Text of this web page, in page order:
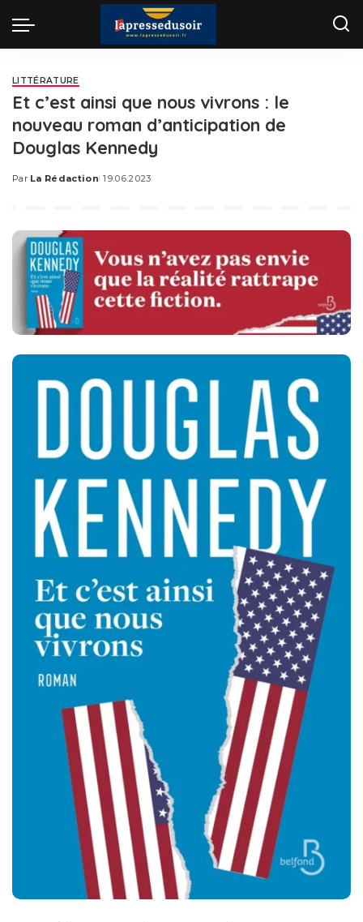
LITTÉRATURE
Et c’est ainsi que nous vivrons : le
nouveau roman d’anticipation de
Douglas Kennedy
Posted
Par La Rédaction 19.06.2023